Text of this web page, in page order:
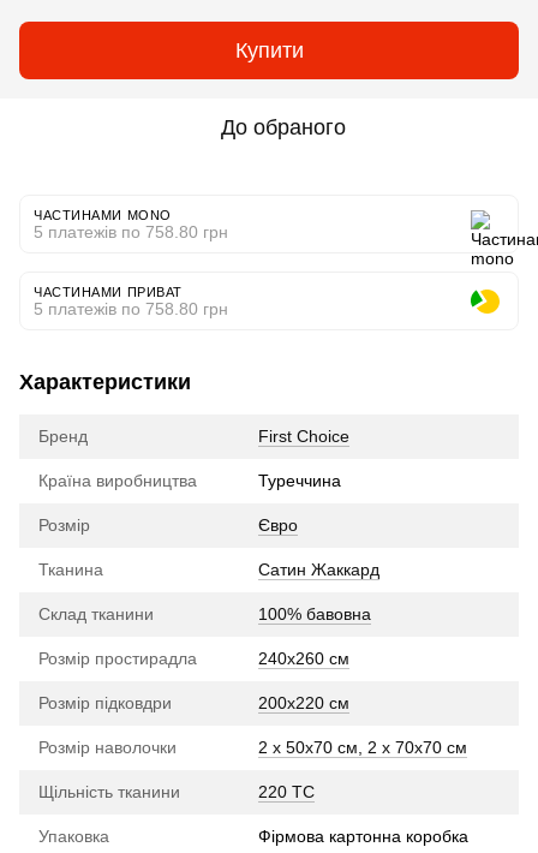
Купити
До обраного
ЧАСТИНАМИ MONO
5 платежів по 758.80 грн
ЧАСТИНАМИ ПРИВАТ
5 платежів по 758.80 грн
Характеристики
Бренд First Choice
Країна виробництва Туреччина
Розмір Євро
Тканина Сатин Жаккард
Склад тканини 100% бавовна
Розмір простирадла 240х260 см
Розмір підковдри 200х220 см
Розмір наволочки 2 x 50х70 см, 2 x 70х70 см
Щільність тканини 220 TC
Упаковка Фірмова картонна коробка